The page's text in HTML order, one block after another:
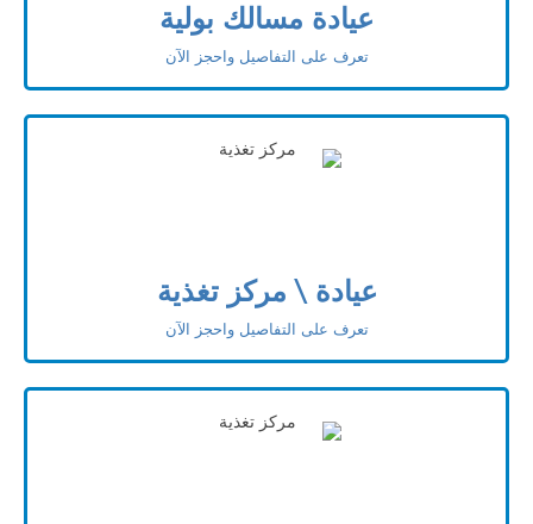
عيادة مسالك بولية
تعرف على التفاصيل واحجز الآن
عيادة \ مركز تغذية
تعرف على التفاصيل واحجز الآن